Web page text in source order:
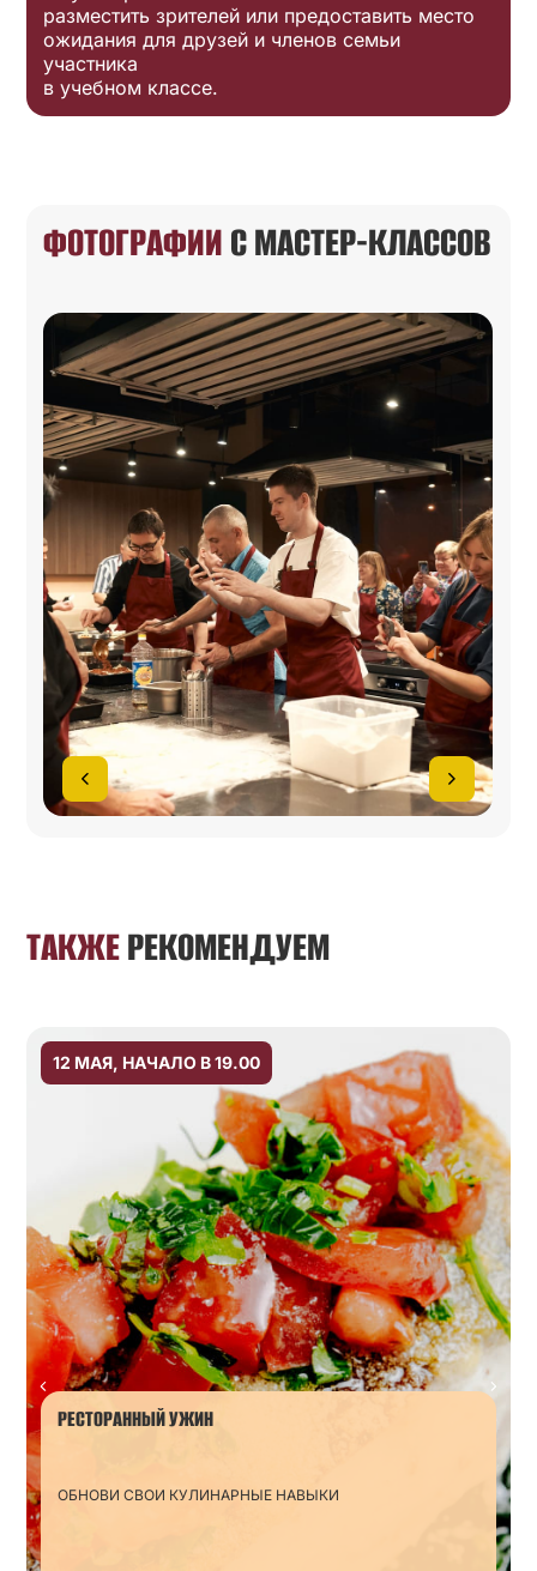
разместить зрителей или предоставить место
ожидания для друзей и членов семьи
участника
в учебном классе.
ФОТОГРАФИИС МАСТЕР-КЛАССОВ
ТАКЖЕРЕКОМЕНДУЕМ
12 МАЯ, НАЧАЛО В 19.00
РЕСТОРАННЫЙ УЖИН
ОБНОВИ СВОИ КУЛИНАРНЫЕ НАВЫКИ